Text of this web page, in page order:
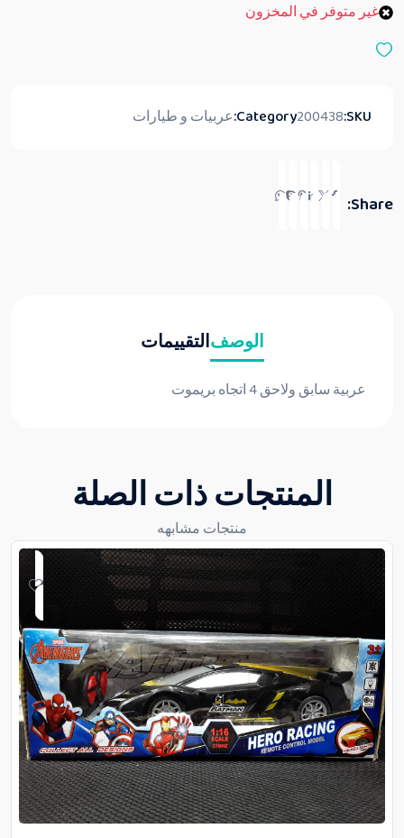
م
ن
غير متوفر في المخزون
SKU:
200438
Category: عربيات و طيارات
Share:
الوصفالتقييمات
عربية سابق ولاحق 4 اتجاه بريموت
المنتجات ذات الصلة
منتجات مشابهه